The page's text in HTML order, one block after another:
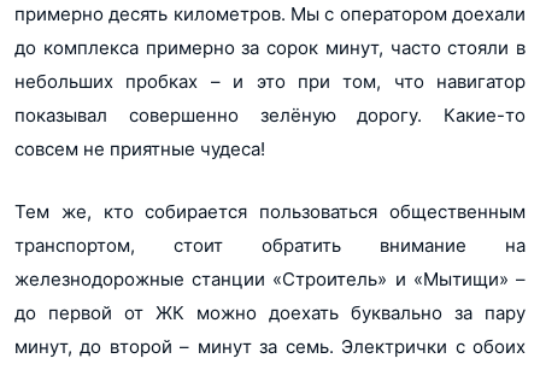
примерно десять километров. Мы с оператором доехали
до комплекса примерно за сорок минут, часто стояли в
небольших пробках – и это при том, что навигатор
показывал совершенно зелёную дорогу. Какие-то
совсем не приятные чудеса!
Тем же, кто собирается пользоваться общественным
транспортом, стоит обратить внимание на
железнодорожные станции «Строитель» и «Мытищи» –
до первой от ЖК можно доехать буквально за пару
минут, до второй – минут за семь. Электрички с обоих